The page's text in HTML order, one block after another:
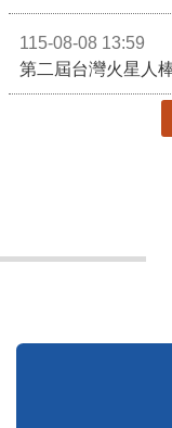
115-08-08 13:59